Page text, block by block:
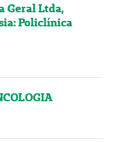
Geral Ltda,
Policlínica